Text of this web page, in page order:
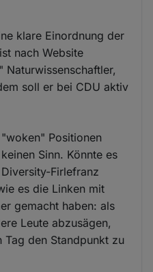
klare Einordnung der
nach Website
Naturwissenschaftler,
soll er bei CDU aktiv
Positionen
Sinn. Könnte es
Firlefranz
es die Linken mit
gemacht haben: als
Leute abzusägen,
Tag den Standpunkt zu